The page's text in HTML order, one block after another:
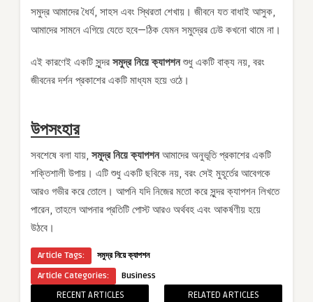
সমুদ্র আমাদের ধৈর্য, সাহস এবং স্থিরতা শেখায়। জীবনে যত বাধাই আসুক,
আমাদের সামনে এগিয়ে যেতে হবে—ঠিক যেমন সমুদ্রের ঢেউ কখনো থামে না।
এই কারণেই একটি সুন্দর সমুদ্র নিয়ে ক্যাপশনশুধু একটি বাক্য নয়, বরং
জীবনের দর্শন প্রকাশের একটি মাধ্যম হয়ে ওঠে।
উপসংহার
সবশেষে বলা যায়, সমুদ্র নিয়ে ক্যাপশনআমাদের অনুভূতি প্রকাশের একটি
শক্তিশালী উপায়। এটি শুধু একটি ছবিকে নয়, বরং সেই মুহূর্তের আবেগকে
আরও গভীর করে তোলে। আপনি যদি নিজের মতো করে সুন্দর ক্যাপশন লিখতে
পারেন, তাহলে আপনার প্রতিটি পোস্ট আরও অর্থবহ এবং আকর্ষণীয় হয়ে
উঠবে।
Article Tags:
সমুদ্র নিয়ে ক্যাপশন
Article Categories:
Business
RECENT ARTICLES RELATED ARTICLES